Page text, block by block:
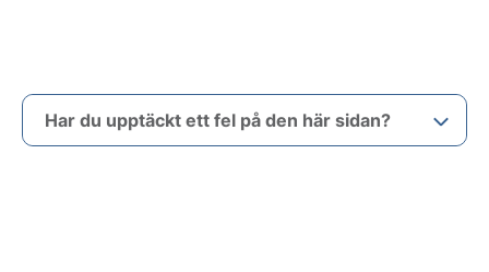
Har du upptäckt ett fel på den här sidan?